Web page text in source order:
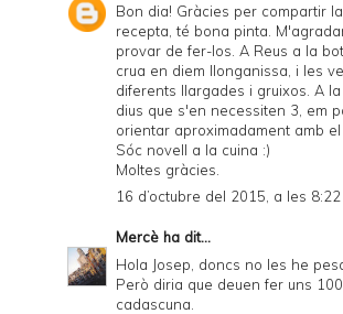
Bon dia! Gràcies per compartir la
recepta, té bona pinta.
provar de fer-los. A Reus a la
crua en diem llonganissa, i les
diferents llargades i gruixos. A
dius que s'en necessiten 3, em
orientar aproximadament amb el
Sóc novell a la cuina :)
Moltes gràcies.
16 d’octubre del 2015, a les 8:22
Mercè ha dit...
Hola Josep, doncs no les he
Però diria que deuen fer uns
cadascuna.